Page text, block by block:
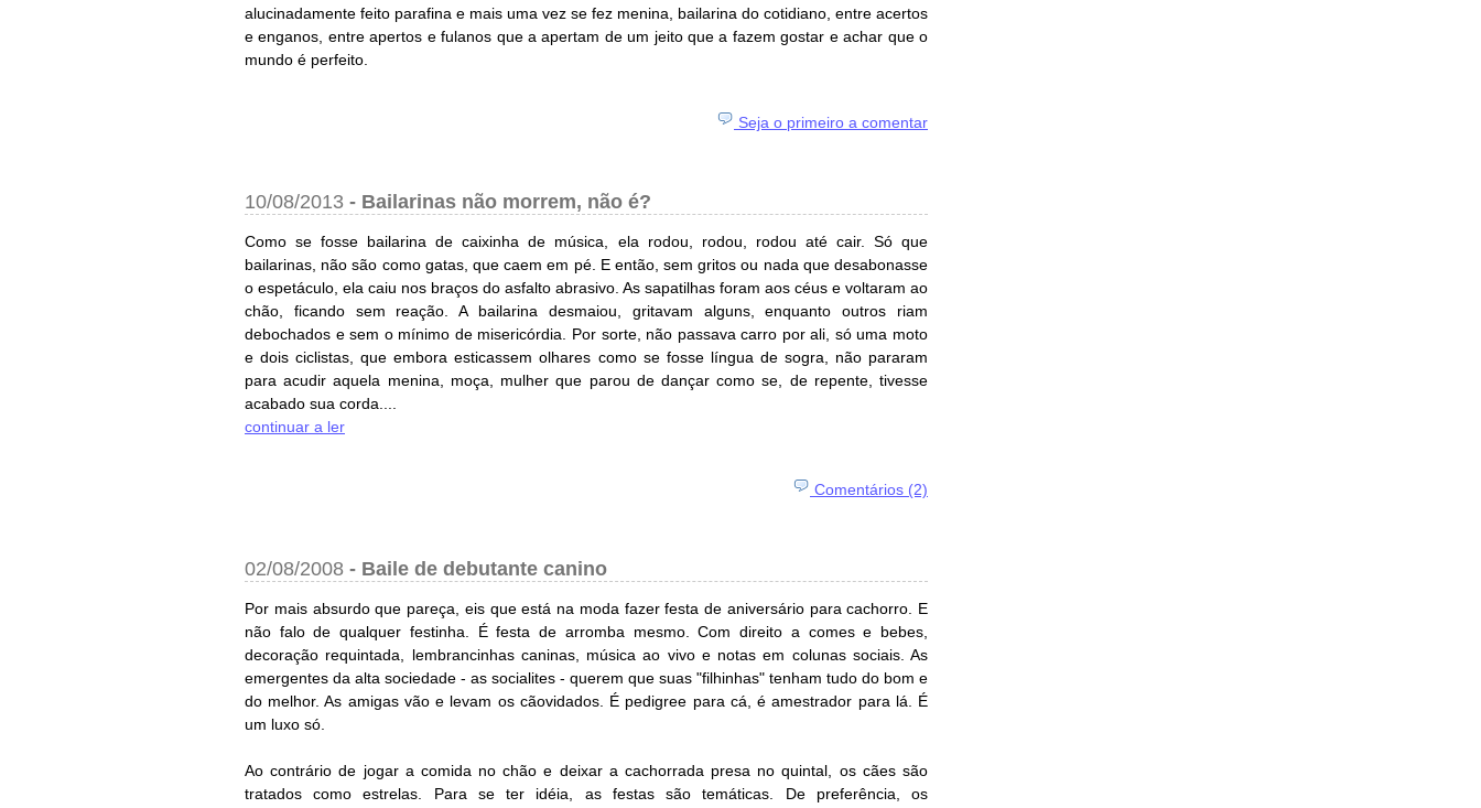
alucinadamente feito parafina e mais uma vez se fez menina, bailarina do cotidiano, entre acertos
e enganos, entre apertos e fulanos que a apertam de um jeito que a fazem gostar e achar que o
mundo é perfeito.
Seja o primeiro a comentar
10/08/2013 - Bailarinas não morrem, não é?
Como se fosse bailarina de caixinha de música, ela rodou, rodou, rodou até cair. Só que
bailarinas, não são como gatas, que caem em pé. E então, sem gritos ou nada que desabonasse
o espetáculo, ela caiu nos braços do asfalto abrasivo. As sapatilhas foram aos céus e voltaram ao
chão, ficando sem reação. A bailarina desmaiou, gritavam alguns, enquanto outros riam
debochados e sem o mínimo de misericórdia. Por sorte, não passava carro por ali, só uma moto
e dois ciclistas, que embora esticassem olhares como se fosse língua de sogra, não pararam
para acudir aquela menina, moça, mulher que parou de dançar como se, de repente, tivesse
acabado sua corda....
continuar a ler
Comentários (2)
02/08/2008 - Baile de debutante canino
Por mais absurdo que pareça, eis que está na moda fazer festa de aniversário para cachorro. E
não falo de qualquer festinha. É festa de arromba mesmo. Com direito a comes e bebes,
decoração requintada, lembrancinhas caninas, música ao vivo e notas em colunas sociais. As
emergentes da alta sociedade - as socialites - querem que suas "filhinhas" tenham tudo do bom e
do melhor. As amigas vão e levam os cãovidados. É pedigree para cá, é amestrador para lá. É
um luxo só.
Ao contrário de jogar a comida no chão e deixar a cachorrada presa no quintal, os cães são
tratados como estrelas. Para se ter idéia, as festas são temáticas. De preferência, os